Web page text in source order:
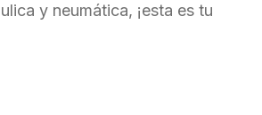
y neumática, ¡esta es tu